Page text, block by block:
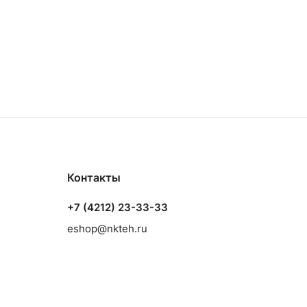
Контакты
+7 (4212) 23-33-33
eshop@nkteh.ru